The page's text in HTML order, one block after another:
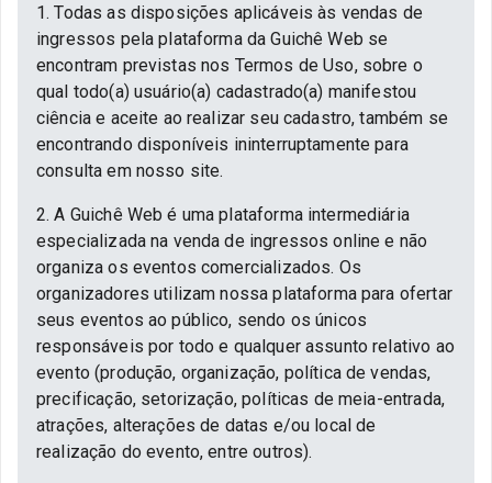
1. Todas as disposições aplicáveis às vendas de
ingressos pela plataforma da Guichê Web se
encontram previstas nos Termos de Uso, sobre o
qual todo(a) usuário(a) cadastrado(a) manifestou
ciência e aceite ao realizar seu cadastro, também se
encontrando disponíveis ininterruptamente para
consulta em nosso site.
2. A Guichê Web é uma plataforma intermediária
especializada na venda de ingressos online e não
organiza os eventos comercializados. Os
organizadores utilizam nossa plataforma para ofertar
seus eventos ao público, sendo os únicos
responsáveis por todo e qualquer assunto relativo ao
evento (produção, organização, política de vendas,
precificação, setorização, políticas de meia-entrada,
atrações, alterações de datas e/ou local de
realização do evento, entre outros).